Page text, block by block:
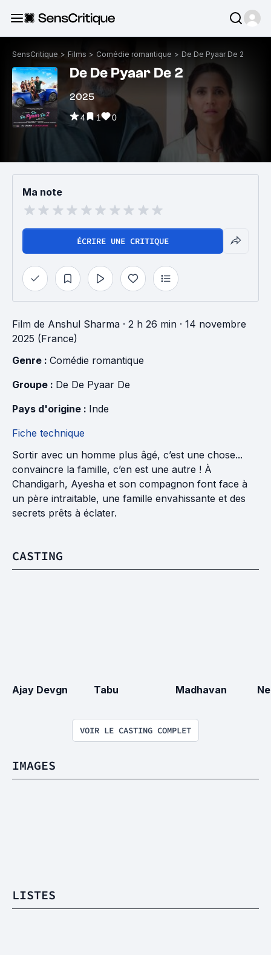
SensCritique > Films > Comédie romantique > De De Pyaar De 2
De De Pyaar De 2
2025
4 1 0
Ma note
ÉCRIRE UNE CRITIQUE
Film de Anshul Sharma · 2 h 26 min · 14 novembre
2025 (France)
Genre : Comédie romantique
Groupe : De De Pyaar De
Pays d'origine : Inde
Fiche technique
Sortir avec un homme plus âgé, c’est une chose...
convaincre la famille, c’en est une autre ! À
Chandigarh, Ayesha et son compagnon font face à
un père intraitable, une famille envahissante et des
secrets prêts à éclater.
CASTING
Ajay Devgn Tabu Madhavan
VOIR LE CASTING COMPLET
IMAGES
LISTES